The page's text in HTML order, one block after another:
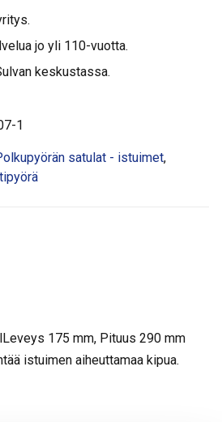
jo yli 110-vuotta.
keskustassa.
1
satulat - istuimet,
175 mm, Pituus 290 mm
istuimen aiheuttamaa kipua.